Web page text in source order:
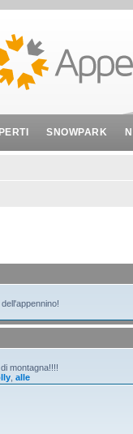
SNOWPARK
montagna!!!!
alle